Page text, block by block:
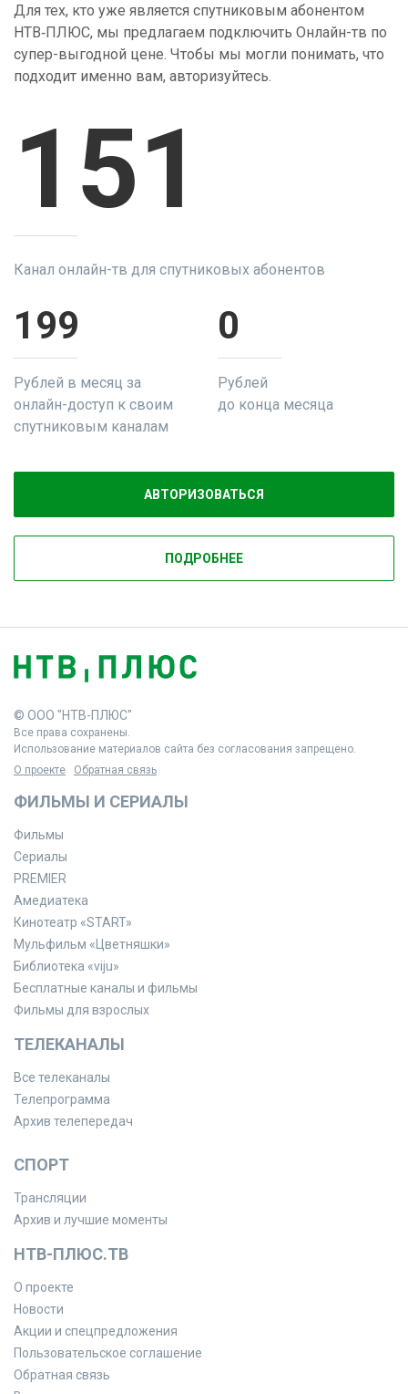
Для тех, кто уже является спутниковым абонентом
НТВ‑ПЛЮС, мы предлагаем подключить Онлайн-тв по
супер-выгодной цене. Чтобы мы могли понимать, что
подходит именно вам, авторизуйтесь.
151
Канал онлайн-тв для спутниковых абонентов
199
Рублей в месяц за
онлайн-доступ к своим
спутниковым каналам
0
Рублей
до конца месяца
АВТОРИЗОВАТЬСЯ
ПОДРОБНЕЕ
© ООО "НТВ-ПЛЮС"
Все права сохранены.
Использование материалов сайта без согласования запрещено.
О проекте
Обратная связь
ФИЛЬМЫ И СЕРИАЛЫ
Фильмы
Сериалы
PREMIER
Амедиатека
Кинотеатр «START»
Мульфильм «Цветняшки»
Библиотека «viju»
Бесплатные каналы и фильмы
Фильмы для взрослых
ТЕЛЕКАНАЛЫ
Все телеканалы
Телепрограмма
Архив телепередач
СПОРТ
Трансляции
Архив и лучшие моменты
НТВ-ПЛЮС.ТВ
О проекте
Новости
Акции и спецпредложения
Пользовательское соглашение
Обратная связь